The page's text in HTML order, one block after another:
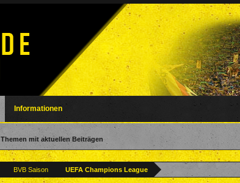
BVB Saison UEFA Champions League
Themen mit aktuellen Beiträgen
Informationen